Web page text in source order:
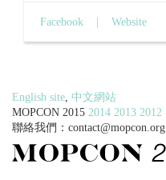
Facebook | Website
English site 中文網站
MOPCON 2015 2014 2013 2012
聯絡我們： contact@mopcon.org